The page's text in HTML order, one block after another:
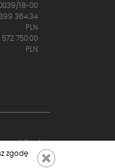
0039/18-00
364.34
PLN
750.00
PLN
zgodę